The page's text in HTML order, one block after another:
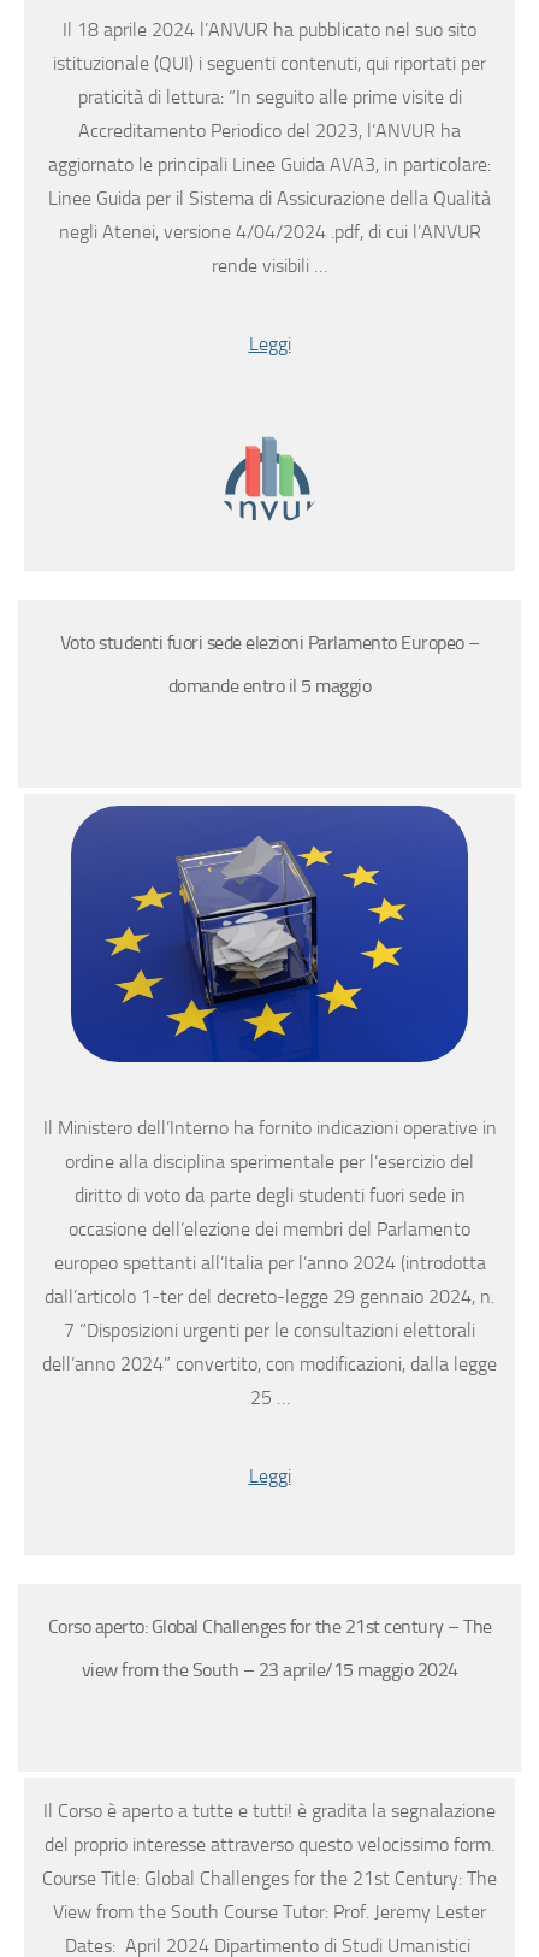
Il 18 aprile 2024 l’ANVUR ha pubblicato nel suo sito
istituzionale (QUI) i seguenti contenuti, qui riportati per
praticità di lettura: “In seguito alle prime visite di
Accreditamento Periodico del 2023, l’ANVUR ha
aggiornato le principali Linee Guida AVA3, in particolare:
Linee Guida per il Sistema di Assicurazione della Qualità
negli Atenei, versione 4/04/2024 .pdf, di cui l’ANVUR
rende visibili …
Leggi
Voto studenti fuori sede elezioni Parlamento Europeo –
domande entro il 5 maggio
Il Ministero dell’Interno ha fornito indicazioni operative in
ordine alla disciplina sperimentale per l’esercizio del
diritto di voto da parte degli studenti fuori sede in
occasione dell’elezione dei membri del Parlamento
europeo spettanti all’Italia per l’anno 2024 (introdotta
dall’articolo 1-ter del decreto-legge 29 gennaio 2024, n.
7 “Disposizioni urgenti per le consultazioni elettorali
dell’anno 2024” convertito, con modificazioni, dalla legge
25 …
Leggi
Corso aperto: Global Challenges for the 21st century – The
view from the South – 23 aprile/15 maggio 2024
Il Corso è aperto a tutte e tutti! è gradita la segnalazione
del proprio interesse attraverso questo velocissimo form.
Course Title: Global Challenges for the 21st Century: The
View from the South Course Tutor: Prof. Jeremy Lester
Dates: April 2024 Dipartimento di Studi Umanistici